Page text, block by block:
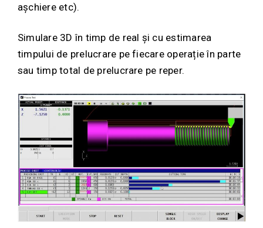
așchiere etc).
Simulare 3D în timp de real și cu estimarea
timpului de prelucrare pe fiecare operație în parte
sau timp total de prelucrare pe reper.